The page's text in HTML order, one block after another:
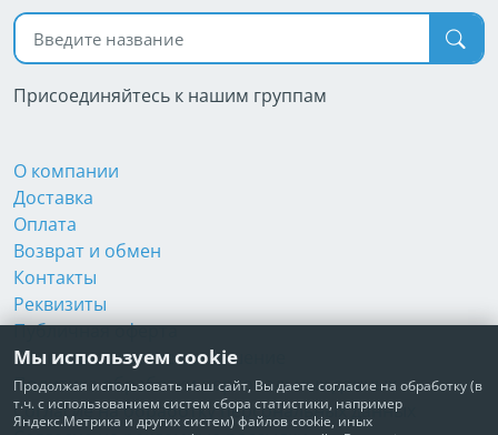
Поиск по названию
Присоединяйтесь к нашим группам
О компании
Доставка
Оплата
Возврат и обмен
Контакты
Реквизиты
Публичная оферта
Пользовательское соглашение
Политика обработки персональных данных
Согласие на обработку персональных данных
Мы используем cookie
Продолжая использовать наш сайт, Вы даете согласие на обработку (в
т.ч. с использованием систем сбора статистики, например
Яндекс.Метрика и других систем) файлов cookie, иных